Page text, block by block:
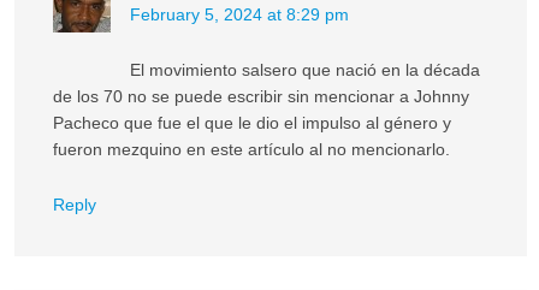
February 5, 2024 at 8:29 pm
El movimiento salsero que nació en la década
de los 70 no se puede escribir sin mencionar a Johnny
Pacheco que fue el que le dio el impulso al género y
fueron mezquino en este artículo al no mencionarlo.
Reply